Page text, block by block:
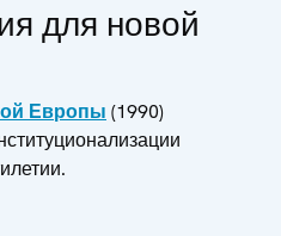
для новой
Европы (1990)